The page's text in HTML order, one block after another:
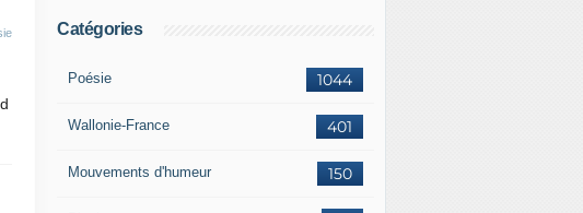
Catégories
1044
Poésie
401
Wallonie-France
150
Mouvements d'humeur